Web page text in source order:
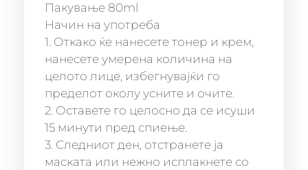
Пакување 80ml
Начин на употреба
1. Откако ќе нанесете тонер и крем,
нанесете умерена количина на
целото лице, избегнувајќи го
пределот околу усните и очите.
2. Оставете го целосно да се исуши
15 минути пред спиење.
3. Следниот ден, отстранете ја
маската или нежно исплакнете со